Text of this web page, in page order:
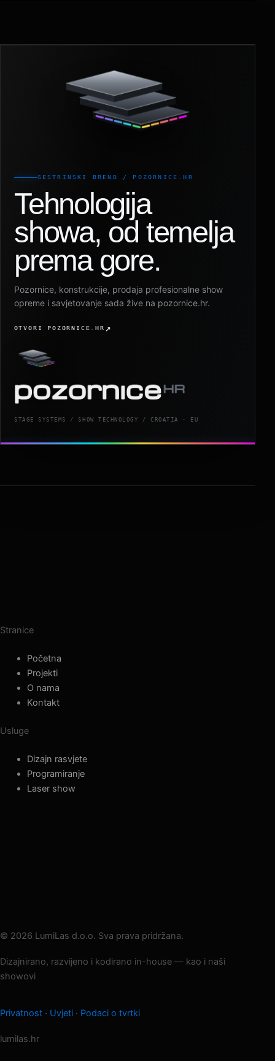
SESTRINSKI BREND / POZORNICE.HR
Tehnologija
showa, od temelja
prema gore.
Pozornice, konstrukcije, prodaja profesionalne show
opreme i savjetovanje sada žive na pozornice.hr.
OTVORI POZORNICE.HR
STAGE SYSTEMS / SHOW TECHNOLOGY / CROATIA · EU
Stranice
Početna
Projekti
O nama
Kontakt
Usluge
Dizajn rasvjete
Programiranje
Laser show
© 2026 LumiLas d.o.o. Sva prava pridržana.
Dizajnirano, razvijeno i kodirano in-house — kao i naši
showovi
Privatnost · Uvjeti · Podaci o tvrtki
lumilas.hr